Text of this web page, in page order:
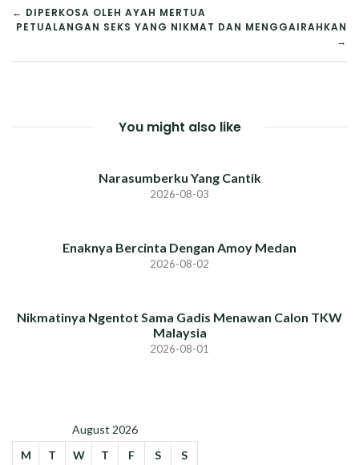
POST
NAVIGATION
← DIPERKOSA OLEH AYAH MERTUA
PETUALANGAN SEKS YANG NIKMAT DAN MENGGAIRAHKAN
→
You might also like
Narasumberku Yang Cantik
2026-08-03
Enaknya Bercinta Dengan Amoy Medan
2026-08-02
Nikmatinya Ngentot Sama Gadis Menawan Calon TKW
Malaysia
2026-08-01
August 2026
M
T W T F S S